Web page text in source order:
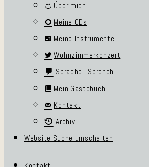
Über mich
Meine CDs
Meine Instrumente
Wohnzimmerkonzert
Sprache | Sprohch
Mein Gästebuch
Kontakt
Archiv
Website-Suche umschalten